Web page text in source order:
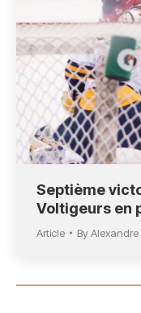
Septième
Voltigeurs en
Article By